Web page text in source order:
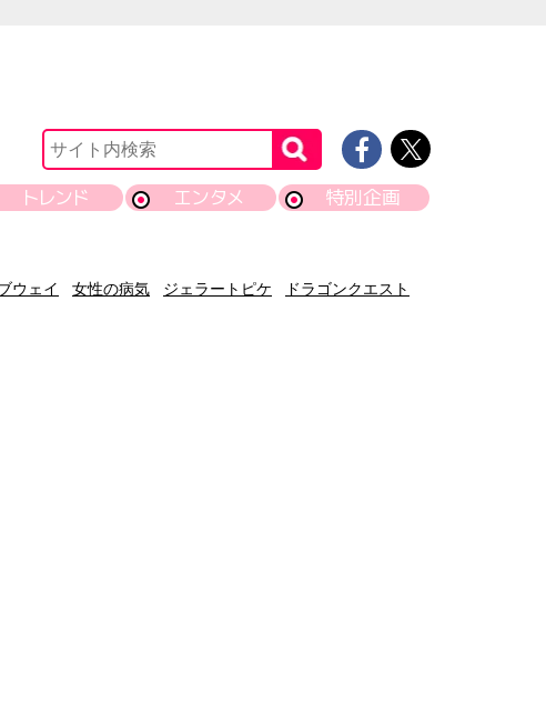
トレンド エンタメ 特別企画
ウェイ 女性の病気 ジェラートピケ
ドラゴンクエスト